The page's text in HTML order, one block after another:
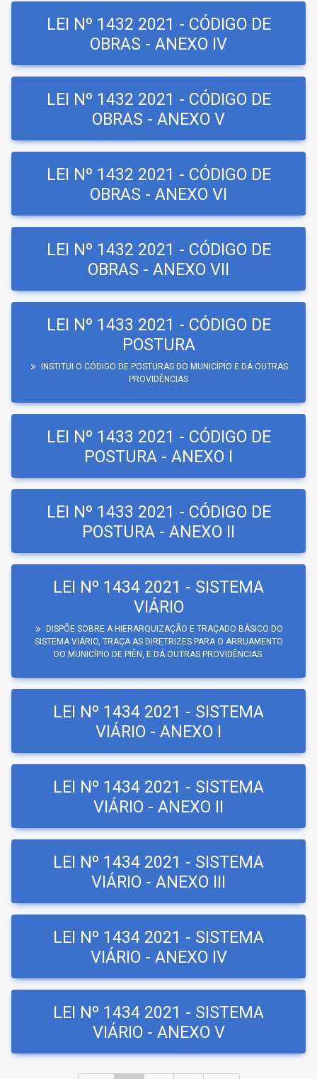
LEI Nº 1432 2021 - CÓDIGO DE
OBRAS - ANEXO IV
LEI Nº 1432 2021 - CÓDIGO DE
OBRAS - ANEXO V
LEI Nº 1432 2021 - CÓDIGO DE
OBRAS - ANEXO VI
LEI Nº 1432 2021 - CÓDIGO DE
OBRAS - ANEXO VII
LEI Nº 1433 2021 - CÓDIGO DE
POSTURA
INSTITUI O CÓDIGO DE POSTURAS DO MUNICÍPIO E DÁ OUTRAS
PROVIDÊNCIAS
LEI Nº 1433 2021 - CÓDIGO DE
POSTURA - ANEXO I
LEI Nº 1433 2021 - CÓDIGO DE
POSTURA - ANEXO II
LEI Nº 1434 2021 - SISTEMA
VIÁRIO
DISPÕE SOBRE A HIERARQUIZAÇÃO E TRAÇADO BÁSICO DO
SISTEMA VIÁRIO, TRAÇA AS DIRETRIZES PARA O ARRUAMENTO
DO MUNICÍPIO DE PIÊN, E DÁ OUTRAS PROVIDÊNCIAS.
LEI Nº 1434 2021 - SISTEMA
VIÁRIO - ANEXO I
LEI Nº 1434 2021 - SISTEMA
VIÁRIO - ANEXO II
LEI Nº 1434 2021 - SISTEMA
VIÁRIO - ANEXO III
LEI Nº 1434 2021 - SISTEMA
VIÁRIO - ANEXO IV
LEI Nº 1434 2021 - SISTEMA
VIÁRIO - ANEXO V